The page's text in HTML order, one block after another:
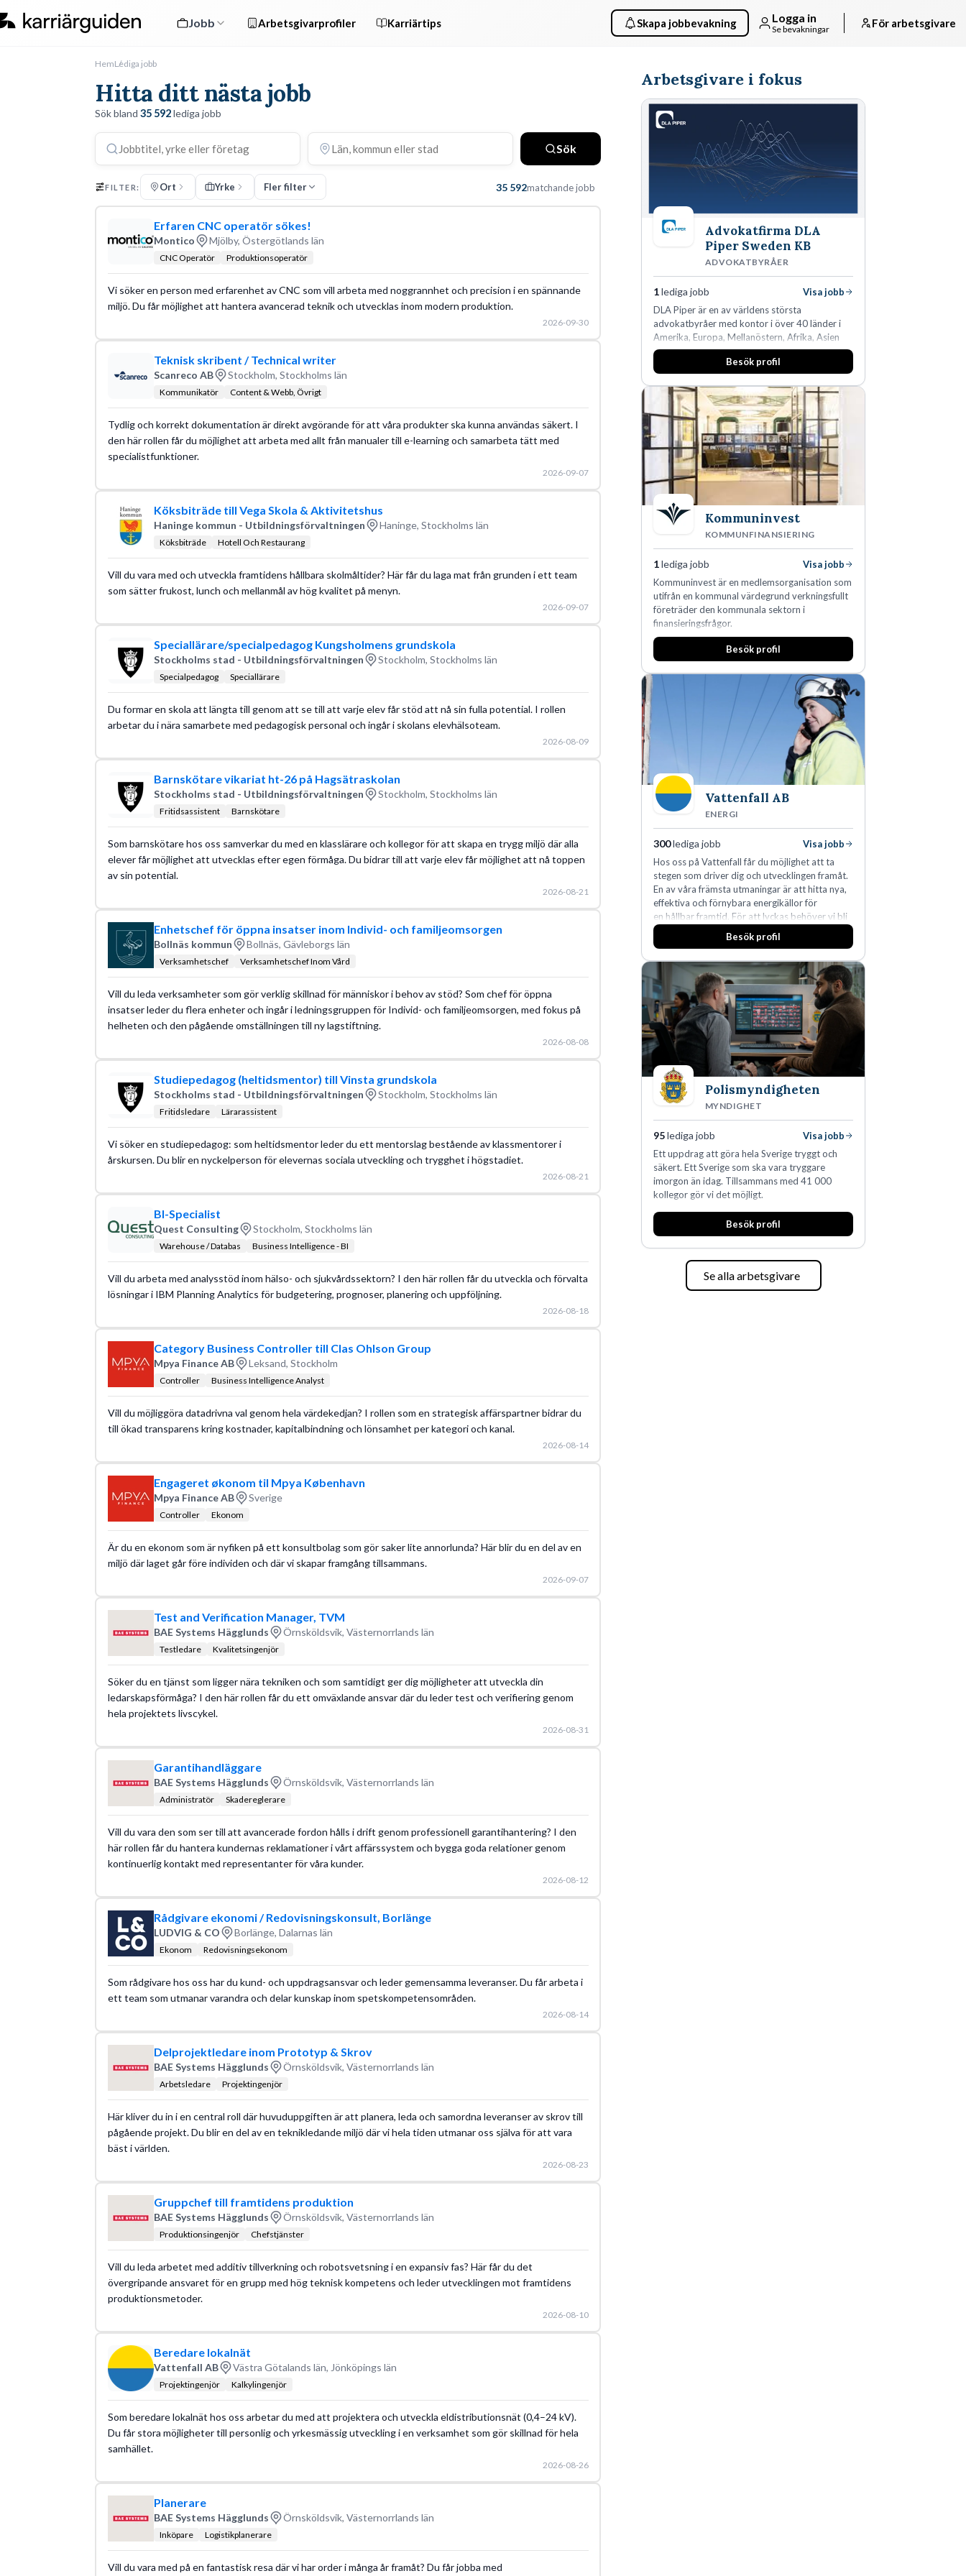
Jobb Arbetsgivarprofiler Karriärtips Skapa jobbevakning Logga in
Se bevakningar För arbetsgivare
HemLediga jobb
Hitta ditt nästa jobb
Sök bland 35 592lediga jobb
Sök
FILTER: Ort Yrke Fler filter 35 592matchande jobb
Erfaren CNC operatör sökes!
Montico Mjölby, Östergötlands län
CNC Operatör Produktionsoperatör
Vi söker en person med erfarenhet av CNC som vill arbeta med noggrannhet och precision i en spännande
miljö. Du får möjlighet att hantera avancerad teknik och utvecklas inom modern produktion.
2026-09-30
Teknisk skribent / Technical writer
Scanreco AB Stockholm, Stockholms län
Kommunikatör Content & Webb, Övrigt
Tydlig och korrekt dokumentation är direkt avgörande för att våra produkter ska kunna användas säkert. I
den här rollen får du möjlighet att arbeta med allt från manualer till e-learning och samarbeta tätt med
specialistfunktioner.
2026-09-07
Köksbiträde till Vega Skola & Aktivitetshus
Haninge kommun - Utbildningsförvaltningen Haninge, Stockholms län
Köksbiträde Hotell Och Restaurang
Vill du vara med och utveckla framtidens hållbara skolmåltider? Här får du laga mat från grunden i ett team
som sätter frukost, lunch och mellanmål av hög kvalitet på menyn.
2026-09-07
Speciallärare/specialpedagog Kungsholmens grundskola
Stockholms stad - Utbildningsförvaltningen Stockholm, Stockholms län
Specialpedagog Speciallärare
Du formar en skola att längta till genom att se till att varje elev får stöd att nå sin fulla potential. I rollen
arbetar du i nära samarbete med pedagogisk personal och ingår i skolans elevhälsoteam.
2026-08-09
Barnskötare vikariat ht-26 på Hagsätraskolan
Stockholms stad - Utbildningsförvaltningen Stockholm, Stockholms län
Fritidsassistent Barnskötare
Som barnskötare hos oss samverkar du med en klasslärare och kollegor för att skapa en trygg miljö där alla
elever får möjlighet att utvecklas efter egen förmåga. Du bidrar till att varje elev får möjlighet att nå toppen
av sin potential.
2026-08-21
Enhetschef för öppna insatser inom Individ- och familjeomsorgen
Bollnäs kommun Bollnäs, Gävleborgs län
Verksamhetschef Verksamhetschef Inom Vård
Vill du leda verksamheter som gör verklig skillnad för människor i behov av stöd? Som chef för öppna
insatser leder du flera enheter och ingår i ledningsgruppen för Individ- och familjeomsorgen, med fokus på
helheten och den pågående omställningen till ny lagstiftning.
2026-08-08
Studiepedagog (heltidsmentor) till Vinsta grundskola
Stockholms stad - Utbildningsförvaltningen Stockholm, Stockholms län
Fritidsledare Lärarassistent
Vi söker en studiepedagog: som heltidsmentor leder du ett mentorslag bestående av klassmentorer i
årskursen. Du blir en nyckelperson för elevernas sociala utveckling och trygghet i högstadiet.
2026-08-21
BI-Specialist
Quest Consulting Stockholm, Stockholms län
Warehouse / Databas Business Intelligence - BI
Vill du arbeta med analysstöd inom hälso- och sjukvårdssektorn? I den här rollen får du utveckla och förvalta
lösningar i IBM Planning Analytics för budgetering, prognoser, planering och uppföljning.
2026-08-18
Category Business Controller till Clas Ohlson Group
Mpya Finance AB Leksand, Stockholm
Controller Business Intelligence Analyst
Vill du möjliggöra datadrivna val genom hela värdekedjan? I rollen som en strategisk affärspartner bidrar du
till ökad transparens kring kostnader, kapitalbindning och lönsamhet per kategori och kanal.
2026-08-14
Engageret økonom til Mpya København
Mpya Finance AB Sverige
Controller Ekonom
Är du en ekonom som är nyfiken på ett konsultbolag som gör saker lite annorlunda? Här blir du en del av en
miljö där laget går före individen och där vi skapar framgång tillsammans.
2026-09-07
Test and Verification Manager, TVM
BAE Systems Hägglunds Örnsköldsvik, Västernorrlands län
Testledare Kvalitetsingenjör
Söker du en tjänst som ligger nära tekniken och som samtidigt ger dig möjligheter att utveckla din
ledarskapsförmåga? I den här rollen får du ett omväxlande ansvar där du leder test och verifiering genom
hela projektets livscykel.
2026-08-31
Garantihandläggare
BAE Systems Hägglunds Örnsköldsvik, Västernorrlands län
Administratör Skadereglerare
Vill du vara den som ser till att avancerade fordon hålls i drift genom professionell garantihantering? I den
här rollen får du hantera kundernas reklamationer i vårt affärssystem och bygga goda relationer genom
kontinuerlig kontakt med representanter för våra kunder.
2026-08-12
Rådgivare ekonomi / Redovisningskonsult, Borlänge
LUDVIG & CO Borlänge, Dalarnas län
Ekonom Redovisningsekonom
Som rådgivare hos oss har du kund- och uppdragsansvar och leder gemensamma leveranser. Du får arbeta i
ett team som utmanar varandra och delar kunskap inom spetskompetensområden.
2026-08-14
Delprojektledare inom Prototyp & Skrov
BAE Systems Hägglunds Örnsköldsvik, Västernorrlands län
Arbetsledare Projektingenjör
Här kliver du in i en central roll där huvuduppgiften är att planera, leda och samordna leveranser av skrov till
pågående projekt. Du blir en del av en teknikledande miljö där vi hela tiden utmanar oss själva för att vara
bäst i världen.
2026-08-23
Gruppchef till framtidens produktion
BAE Systems Hägglunds Örnsköldsvik, Västernorrlands län
Produktionsingenjör Chefstjänster
Vill du leda arbetet med additiv tillverkning och robotsvetsning i en expansiv fas? Här får du det
övergripande ansvaret för en grupp med hög teknisk kompetens och leder utvecklingen mot framtidens
produktionsmetoder.
2026-08-10
Beredare lokalnät
Vattenfall AB Västra Götalands län, Jönköpings län
Projektingenjör Kalkylingenjör
Som beredare lokalnät hos oss arbetar du med att projektera och utveckla eldistributionsnät (0,4–24 kV).
Du får stora möjligheter till personlig och yrkesmässig utveckling i en verksamhet som gör skillnad för hela
samhället.
2026-08-26
Planerare
BAE Systems Hägglunds Örnsköldsvik, Västernorrlands län
Inköpare Logistikplanerare
Vill du vara med på en fantastisk resa där vi har order i många år framåt? Du får jobba med
Arbetsgivare i fokus
Advokatfirma DLA
Piper Sweden KB
ADVOKATBYRÅER
1lediga jobb
Visa jobb
DLA Piper är en av världens största
advokatbyråer med kontor i över 40 länder i
Amerika, Europa, Mellanöstern, Afrika, Asien
och Oceanien. Vi är specialister inom
affärsjuridikens alla områden och vi har några
fler än 450 jurister på fem kontor i Stockholm,
Köpenhamn, Århus, Oslo och Helsingfors kan vi
på DLA Piper erbjuda våra klienter en unik,
effektiv och gränsöverskridande nordisk
expertis. På vårt kontor i centrala Stockholm är
vi idag drygt 240 medarbetare.
Besök profil
Kommuninvest
KOMMUNFINANSIERING
1lediga jobb
Visa jobb
Kommuninvest är en medlemsorganisation som
utifrån en kommunal värdegrund verkningsfullt
företräder den kommunala sektorn i
finansieringsfrågor.
Besök profil
Vattenfall AB
ENERGI
300lediga jobb
Visa jobb
Hos oss på Vattenfall får du möjlighet att ta
stegen som driver dig och utvecklingen framåt.
En av våra främsta utmaningar är att hitta nya,
effektiva och förnybara energikällor för
en hållbar framtid. För att lyckas behöver vi bli
fler medarbetare som vill göra skillnad.
Besök profil
Polismyndigheten
MYNDIGHET
95lediga jobb
Visa jobb
Ett uppdrag att göra hela Sverige tryggt och
säkert. Ett Sverige som ska vara tryggare
imorgon än idag. Tillsammans med 41 000
kollegor gör vi det möjligt.
Besök profil
Se alla arbetsgivare